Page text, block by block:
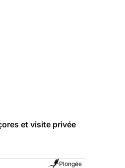
et visite privée
Plongée